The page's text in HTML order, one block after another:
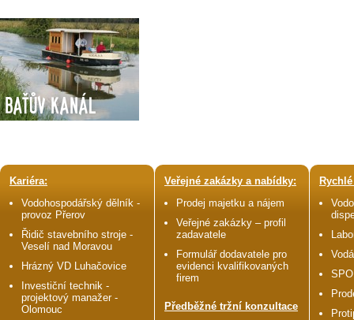
Baťův kanál
Kariéra:
Vodohospodářský dělník -
provoz Přerov
Řidič stavebního stroje -
Veselí nad Moravou
Hrázný VD Luhačovice
Investiční technik -
projektový manažer -
Olomouc
Veřejné zakázky a nabídky:
Prodej majetku a nájem
Veřejné zakázky – profil
zadavatele
Formulář dodavatele pro
evidenci kvalifikovaných
firem
Předběžné tržní konzultace